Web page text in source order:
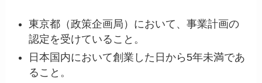
東京都（政策企画局）において、事業計画の
認定を受けていること。
日本国内において創業した日から5年未満であ
ること。